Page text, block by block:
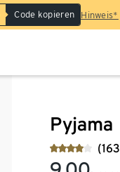
Code kopieren Hinweis*
Pyjama